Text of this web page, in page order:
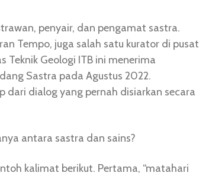
penyair, dan pengamat sastra.
Tempo, juga salah satu kurator di pusat
Teknik Geologi ITB ini menerima
Sastra pada Agustus 2022.
dari dialog yang pernah disiarkan secara
antara sastra dan sains?
kalimat berikut. Pertama, “matahari